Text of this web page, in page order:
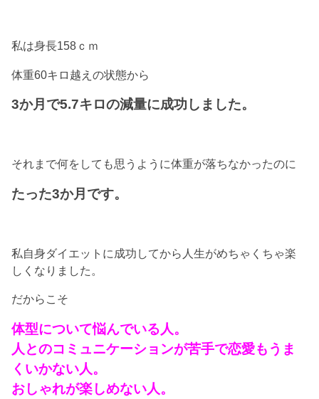
私は身長158ｃｍ
体重60キロ越えの状態から
3か月で5.7キロの減量に成功しました。
それまで何をしても思うように体重が落ちなかったのに
たった3か月です。
私自身ダイエットに成功してから人生がめちゃくちゃ楽
しくなりました。
だからこそ
体型について悩んでいる人。
人とのコミュニケーションが苦手で恋愛もうま
くいかない人。
おしゃれが楽しめない人。